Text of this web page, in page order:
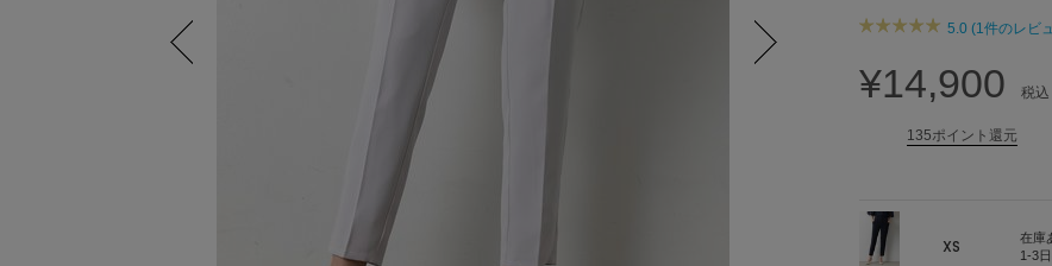
5.0 (1件のレビ
¥14,900 税込
135ポイント還元
XS
在庫
1-3